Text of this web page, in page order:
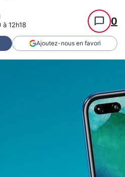
à 12h18 0
Ajoutez-nous en favori